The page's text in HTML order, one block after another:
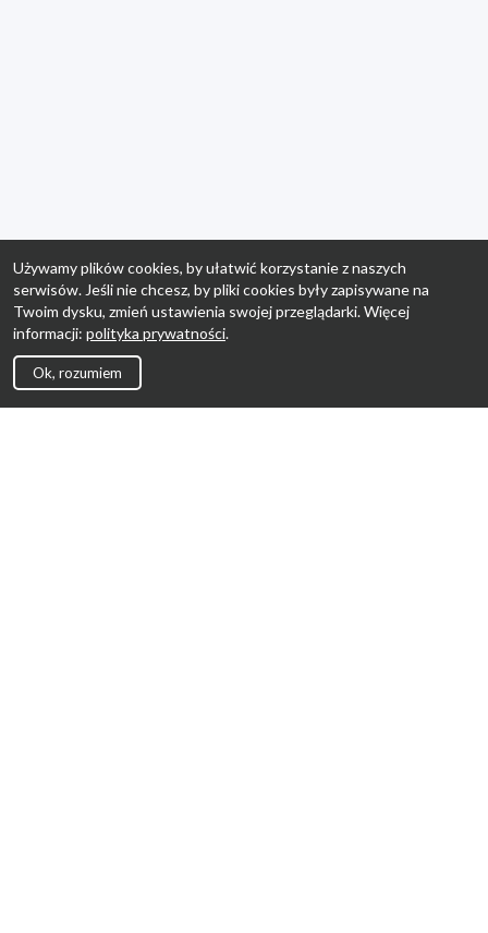
Używamy plików cookies, by ułatwić korzystanie z naszych
serwisów. Jeśli nie chcesz, by pliki cookies były zapisywane na
Twoim dysku, zmień ustawienia swojej przeglądarki. Więcej
informacji: polityka prywatności.
Ok, rozumiem